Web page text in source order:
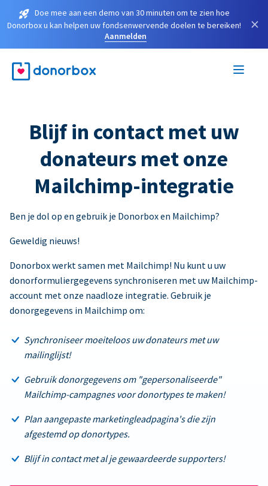
Doe mee aan een demo van 30 minuten om te zien hoe
Donorbox u kan helpen uw fondsenwervende doelen te bereiken!
Aanmelden
×
Blijf in contact met uw
donateurs met onze
Mailchimp-integratie
Ben je dol op en gebruik je Donorbox en Mailchimp?
Geweldig nieuws!
Donorbox werkt samen met Mailchimp! Nu kunt u uw
donorformuliergegevens synchroniseren met uw Mailchimp-
account met onze naadloze integratie. Gebruik je
donorgegevens in Mailchimp om:
Synchroniseer moeiteloos uw donateurs met uw
mailinglijst!
Gebruik donorgegevens om "gepersonaliseerde"
Mailchimp-campagnes voor donortypes te maken!
Plan aangepaste marketingleadpagina's die zijn
afgestemd op donortypes.
Blijf in contact met al je gewaardeerde supporters!